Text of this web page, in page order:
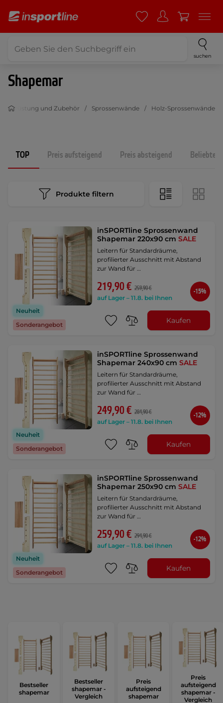
suchen
Shapemar
und Zubehör Sprossenwände Holz-Sprossenwände
TOP Preis aufsteigend Preis absteigend
Produkte filtern
Neuheit
Sonderangebot
inSPORTline Sprossenwand
Shapemar 220x90 cmSALE
Leitern für Standardräume,
profilierter Ausschnitt mit Abstand
zur Wand für …
219,90 € 259,90 €
auf Lager – 11.8. bei Ihnen
-15%
Kaufen
Neuheit
Sonderangebot
inSPORTline Sprossenwand
Shapemar 240x90 cmSALE
Leitern für Standardräume,
profilierter Ausschnitt mit Abstand
zur Wand für …
249,90 € 284,90 €
auf Lager – 11.8. bei Ihnen
-12%
Kaufen
Neuheit
Sonderangebot
inSPORTline Sprossenwand
Shapemar 250x90 cmSALE
Leitern für Standardräume,
profilierter Ausschnitt mit Abstand
zur Wand für …
259,90 € 294,90 €
auf Lager – 11.8. bei Ihnen
-12%
Kaufen
Bestseller
shapemar
Bestseller
shapemar -
Vergleich
Preis
aufsteigend
shapemar
Preis
aufsteigend
shapemar -
Vergleich